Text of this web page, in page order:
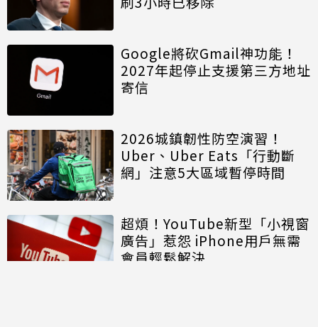
Google將砍Gmail神功能！
2027年起停止支援第三方地址
寄信
2026城鎮韌性防空演習！
Uber、Uber Eats「行動斷
網」注意5大區域暫停時間
超煩！YouTube新型「小視窗
廣告」惹怨 iPhone用戶無需
會員輕鬆解決